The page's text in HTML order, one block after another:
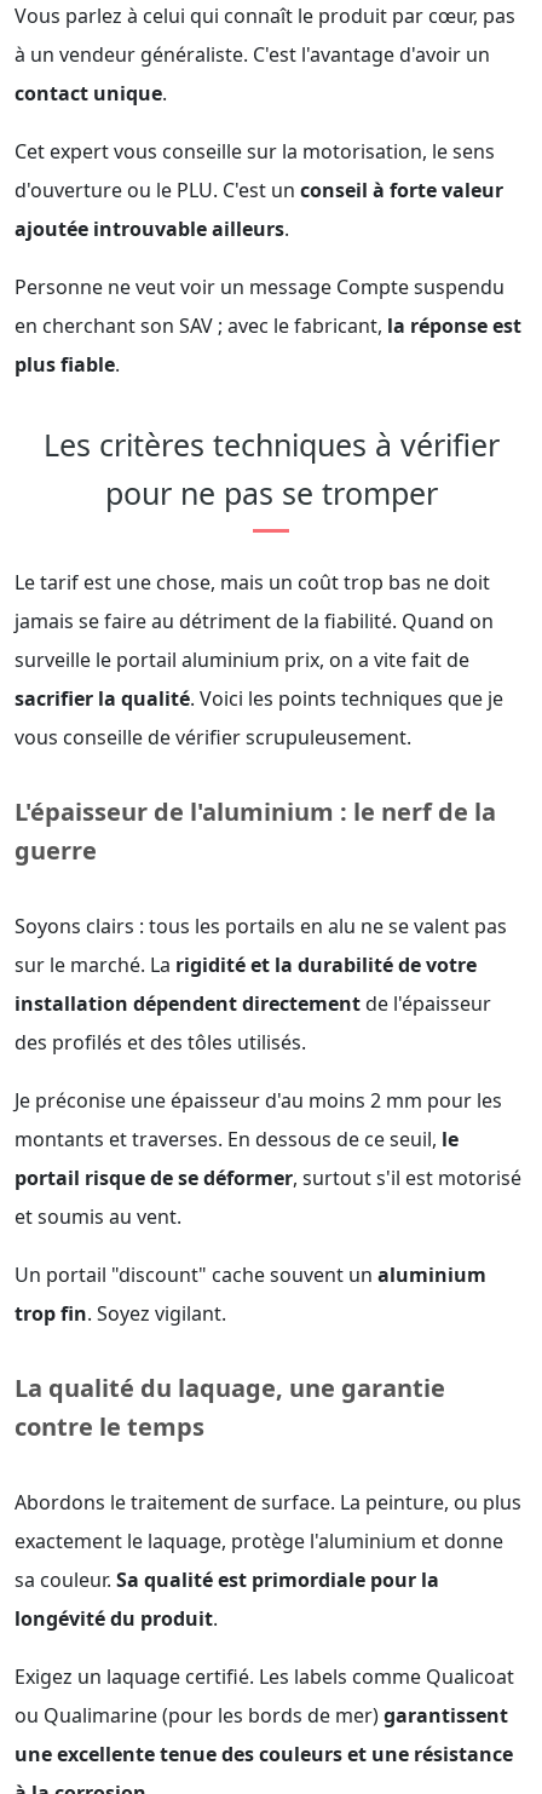
Vous parlez à celui qui connaît le produit par cœur, pas
à un vendeur généraliste. C'est l'avantage d'avoir un
contact unique.
Cet expert vous conseille sur la motorisation, le sens
d'ouverture ou le PLU. C'est un conseil à forte valeur
ajoutée introuvable ailleurs.
Personne ne veut voir un message Compte suspendu
en cherchant son SAV ; avec le fabricant, la réponse est
plus fiable.
Les critères techniques à vérifier
pour ne pas se tromper
Le tarif est une chose, mais un coût trop bas ne doit
jamais se faire au détriment de la fiabilité. Quand on
surveille le portail aluminium prix, on a vite fait de
sacrifier la qualité. Voici les points techniques que je
vous conseille de vérifier scrupuleusement.
L'épaisseur de l'aluminium : le nerf de la
guerre
Soyons clairs : tous les portails en alu ne se valent pas
sur le marché. La rigidité et la durabilité de votre
installation dépendent directementde l'épaisseur
des profilés et des tôles utilisés.
Je préconise une épaisseur d'au moins 2 mm pour les
montants et traverses. En dessous de ce seuil, le
portail risque de se déformer, surtout s'il est motorisé
et soumis au vent.
Un portail "discount" cache souvent un aluminium
trop fin. Soyez vigilant.
La qualité du laquage, une garantie
contre le temps
Abordons le traitement de surface. La peinture, ou plus
exactement le laquage, protège l'aluminium et donne
sa couleur. Sa qualité est primordiale pour la
longévité du produit.
Exigez un laquage certifié. Les labels comme Qualicoat
ou Qualimarine (pour les bords de mer)garantissent
une excellente tenue des couleurs et une résistance